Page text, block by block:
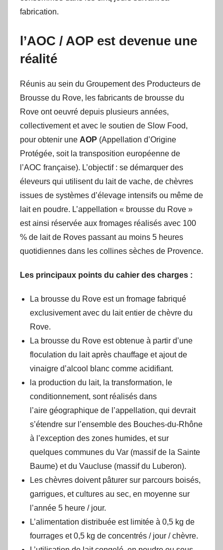
fabrication.
l’AOC / AOP est devenue une
réalité
Réunis au sein du Groupement des Producteurs de
Brousse du Rove, les fabricants de brousse du
Rove ont oeuvré depuis plusieurs années,
collectivement et avec le soutien de Slow Food,
pour obtenir une AOP (Appellation d’Origine
Protégée, soit la transposition européenne de
l’AOC française). L’objectif : se démarquer des
éleveurs qui utilisent du lait de vache, de chèvres
issues de systèmes d’élevage intensifs ou même de
lait en poudre. L’appellation « brousse du Rove »
est ainsi réservée aux fromages réalisés avec 100
% de lait de Roves passant au moins 5 heures
quotidiennes dans les collines sèches de Provence.
Les principaux points du cahier des charges :
La brousse du Rove est un fromage fabriqué
exclusivement avec du lait entier de chèvre du
Rove.
La brousse du Rove est obtenue à partir d’une
floculation du lait après chauffage et ajout de
vinaigre d’alcool blanc comme acidifiant.
la production du lait, la transformation, le
conditionnement, sont réalisés dans
l’aire géographique de l’appellation, qui devrait
s’étendre sur l’ensemble des Bouches-du-Rhône
à l’exception des zones humides, et sur
quelques communes du Var (massif de la Sainte
Baume) et du Vaucluse (massif du Luberon).
Les chèvres doivent pâturer sur parcours boisés,
garrigues, et cultures au sec, en moyenne sur
l’année 5 heure / jour.
L’alimentation distribuée est limitée à 0,5 kg de
fourrages et 0,5 kg de concentrés / jour / chèvre.